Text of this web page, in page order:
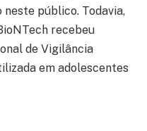
público. Todavia,
recebeu
de Vigilância
em adolescentes